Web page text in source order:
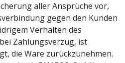
aller Ansprüche vor,
gegen den Kunden
Verhalten des
Zahlungsverzug, ist
die Ware zurückzunehmen.